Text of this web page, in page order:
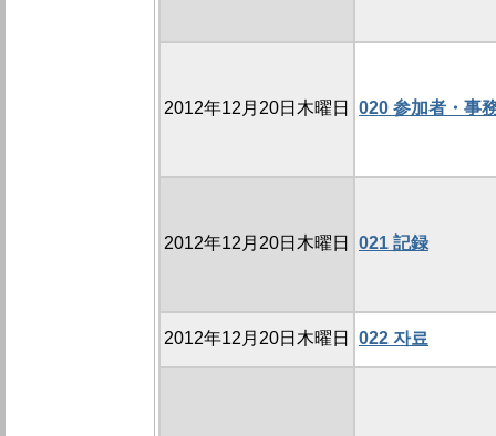
2012年12月20日木曜日 020 参加者・事
2012年12月20日木曜日 021 記録
2012年12月20日木曜日 022 자료